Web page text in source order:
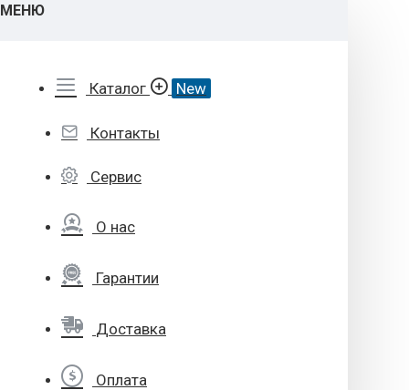
МЕНЮ
Каталог New
Контакты
Сервис
О нас
Гарантии
Доставка
Оплата